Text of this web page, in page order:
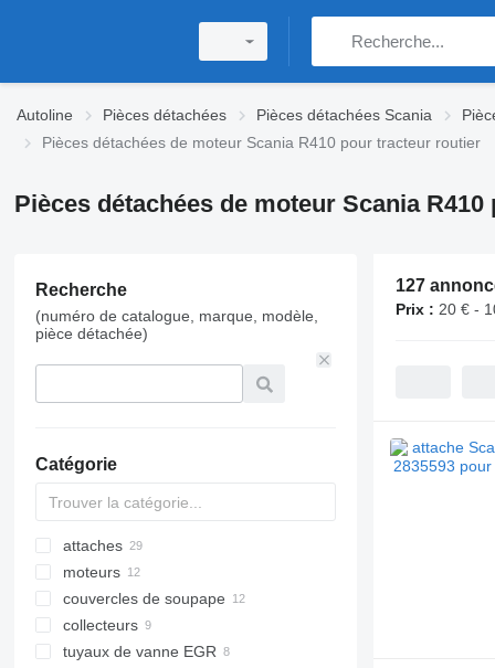
Autoline Pièces détachées Pièces détachées Scania
Pièces détachées de moteur Scania R410 pour tracteur routier
Pièces détachées de moteur Scania
Recherche
(numéro de catalogue, marque, modèle,
pièce détachée)
Catégorie
attaches
moteurs
couvercles de soupape
collecteurs
tuyaux de vanne EGR
127
Prix : 20 € -